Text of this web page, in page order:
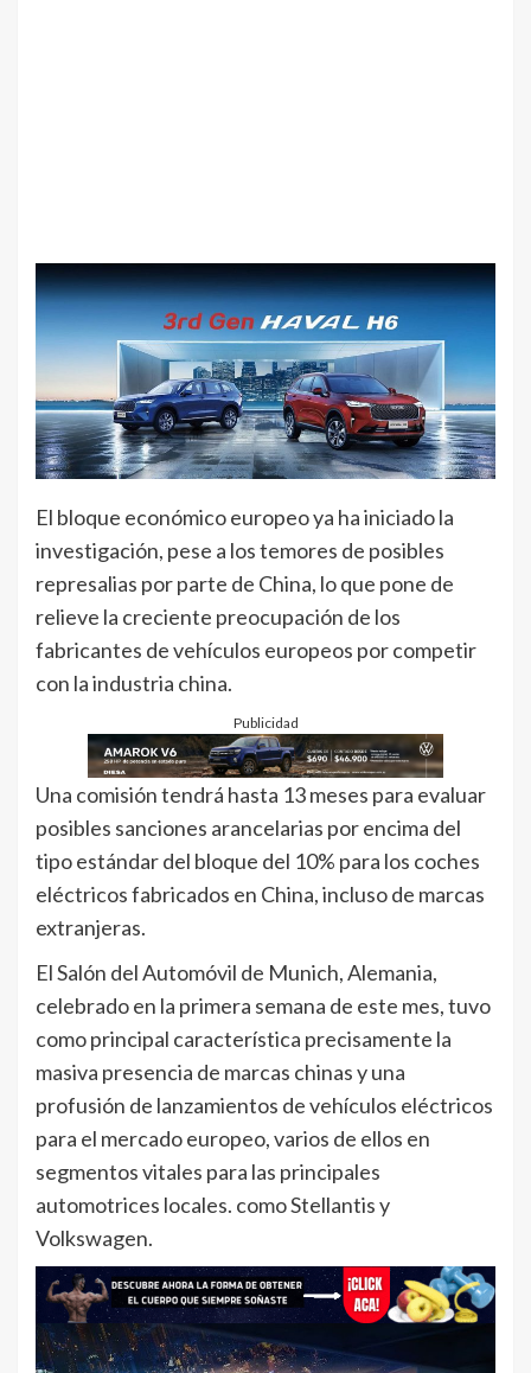
El bloque económico europeo ya ha iniciado la
investigación, pese a los temores de posibles
represalias por parte de China, lo que pone de
relieve la creciente preocupación de los
fabricantes de vehículos europeos por competir
con la industria china.
Publicidad
Una comisión tendrá hasta 13 meses para evaluar
posibles sanciones arancelarias por encima del
tipo estándar del bloque del 10% para los coches
eléctricos fabricados en China, incluso de marcas
extranjeras.
El Salón del Automóvil de Munich, Alemania,
celebrado en la primera semana de este mes, tuvo
como principal característica precisamente la
masiva presencia de marcas chinas y una
profusión de lanzamientos de vehículos eléctricos
para el mercado europeo, varios de ellos en
segmentos vitales para las principales
automotrices locales. como Stellantis y
Volkswagen.